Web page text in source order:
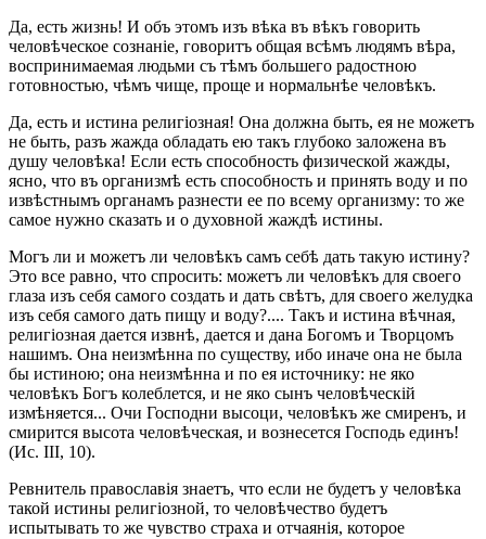
Да, есть жизнь! И объ этомъ изъ вѣка въ вѣкъ говорить
человѣческое сознаніе, говоритъ общая всѣмъ людямъ вѣра,
воспринимаемая людьми съ тѣмъ большего радостною
готовностью, чѣмъ чище, проще и нормальнѣе человѣкъ.
Да, есть и истина религіозная! Она должна быть, ея не можетъ
не быть, разъ жажда обладать ею такъ глубоко заложена въ
душу человѣка! Если есть способность физической жажды,
ясно, что въ организмѣ есть способность и принять воду и по
извѣстнымъ органамъ разнести ее по всему организму: то же
самое нужно сказать и о духовной жаждѣ истины.
Могъ ли и можетъ ли человѣкъ самъ себѣ дать такую истину?
Это все равно, что спросить: можетъ ли человѣкъ для своего
глаза изъ себя самого создать и дать свѣтъ, для своего желудка
изъ себя самого дать пищу и воду?.... Такъ и истина вѣчная,
религіозная дается извнѣ, дается и дана Богомъ и Творцомъ
нашимъ. Она неизмѣнна по существу, ибо иначе она не была
бы истиною; она неизмѣнна и по ея источнику: не яко
человѣкъ Богъ колеблется, и не яко сынъ человѣческій
измѣняется... Очи Господни высоци, человѣкъ же смиренъ, и
смирится высота человѣческая, и вознесется Господь единъ!
(Ис. III, 10).
Ревнитель православія знаетъ, что если не будетъ у человѣка
такой истины религіозной, то человѣчество будетъ
испытывать то же чувство страха и отчаянія, которое